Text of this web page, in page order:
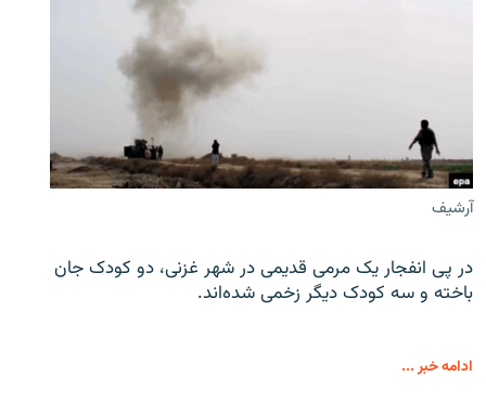
آرشیف
در پی انفجار یک مرمی قدیمی در شهر غزنی، دو کودک جان
باخته و سه کودک دیگر زخمی شده‌اند.
ادامه خبر ...